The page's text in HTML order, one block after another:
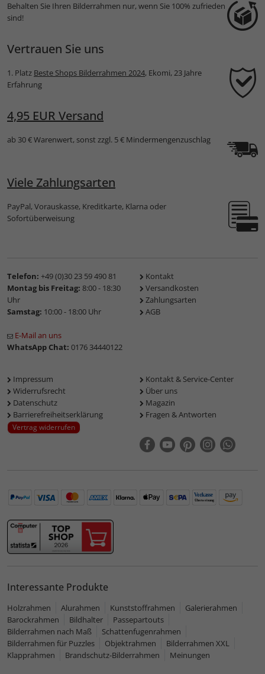
Behalten Sie Ihren Bilderrahmen nur, wenn Sie 100% zufrieden
sind!
Vertrauen Sie uns
1. Platz Beste Shops Bilderrahmen 2024, Ekomi, 23 Jahre
Erfahrung
4,95 EUR Versand
ab 30 € Warenwert, sonst zzgl. 5 € Mindermengenzuschlag
Viele Zahlungsarten
PayPal, Vorauskasse, Kreditkarte, Klarna oder
Sofortüberweisung
Telefon: +49 (0)30 23 59 490 81
Montag bis Freitag: 8:00 - 18:30
Uhr
Samstag: 10:00 - 18:00 Uhr
E-Mail an uns
WhatsApp Chat: 0176 34440122
Kontakt
Versandkosten
Zahlungsarten
AGB
Impressum
Widerrufsrecht
Datenschutz
Barrierefreiheitserklärung
Vertrag widerrufen
Kontakt & Service-Center
Über uns
Magazin
Fragen & Antworten
Interessante Produkte
Holzrahmen Alurahmen Kunststoffrahmen
Galerierahmen
Barockrahmen
Bildhalter
Passepartouts
Bilderrahmen nach Maß
Schattenfugenrahmen
Bilderrahmen für Puzzles
Objektrahmen
Bilderrahmen XXL
Klapprahmen
Brandschutz-Bilderrahmen Meinungen